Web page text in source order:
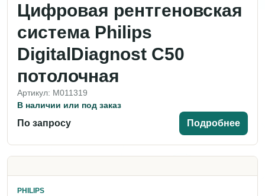
Цифровая рентгеновская
система Philips
DigitalDiagnost C50
потолочная
Артикул: M011319
В наличии или под заказ
По запросу Подробнее
PHILIPS